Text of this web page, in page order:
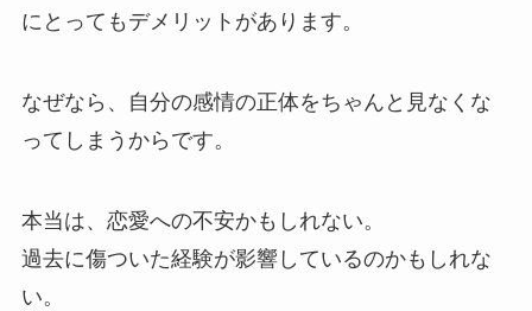
にとってもデメリットがあります。
なぜなら、自分の感情の正体をちゃんと見なくな
ってしまうからです。
本当は、恋愛への不安かもしれない。
過去に傷ついた経験が影響しているのかもしれな
い。